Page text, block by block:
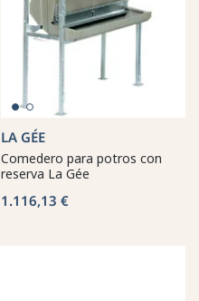
LA GÉE
Comedero para potros con
reserva La Gée
1.116,13 €